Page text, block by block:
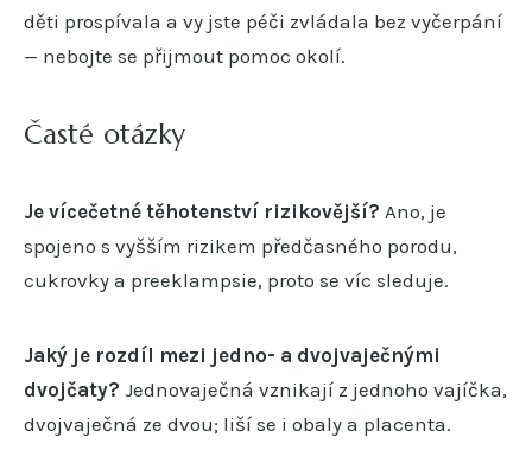
děti prospívala a vy jste péči zvládala bez vyčerpání
— nebojte se přijmout pomoc okolí.
Časté otázky
Je vícečetné těhotenství rizikovější? Ano, je
spojeno s vyšším rizikem předčasného porodu,
cukrovky a preeklampsie, proto se víc sleduje.
Jaký je rozdíl mezi jedno- a dvojvaječnými
dvojčaty? Jednovaječná vznikají z jednoho vajíčka,
dvojvaječná ze dvou; liší se i obaly a placenta.